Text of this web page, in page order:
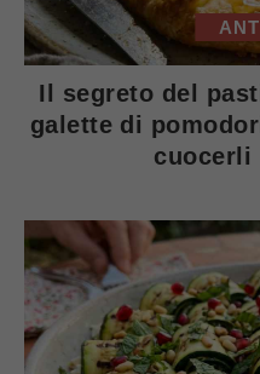
Il segreto del
galette di
cuocerli